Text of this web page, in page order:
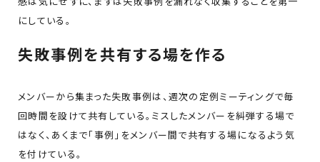
にしている。
失敗事例を共有する場を作る
メンバーから集まった失敗事例は、週次の定例ミーティングで毎
回時間を設けて共有している。ミスしたメンバーを糾弾する場で
はなく、あくまで「事例」をメンバー間で共有する場になるよう気
を付けている。